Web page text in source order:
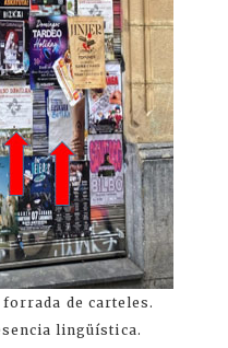
de carteles.
lingüística.